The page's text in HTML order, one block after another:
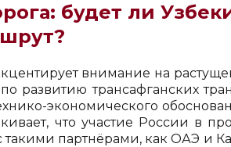
будет ли
внимание на
развитию трансафганских
экономического
что участие России в
партнёрами, как ОАЭ и